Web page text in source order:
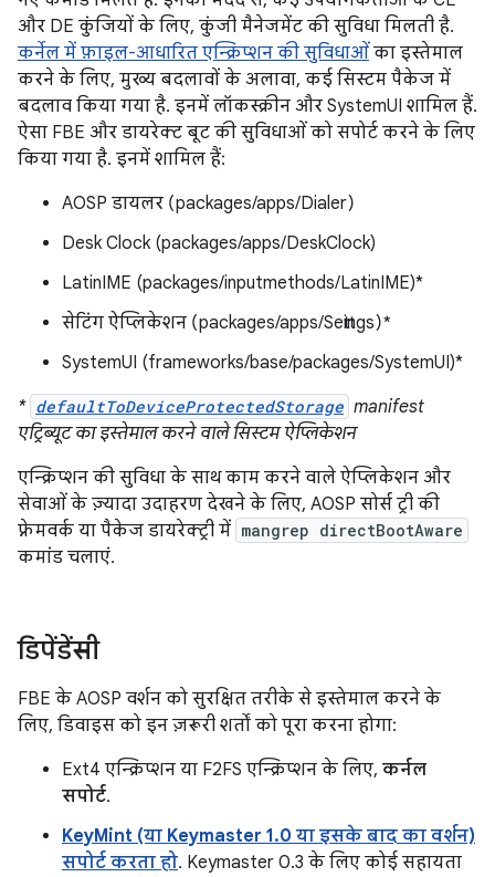
और DE कुंजियों के लिए, कुंजी मैनेजमेंट की सुविधा मिलती है.
कर्नेल में फ़ाइल-आधारित एन्क्रिप्शन की सुविधाओं का इस्तेमाल
करने के लिए, मुख्य बदलावों के अलावा, कई सिस्टम पैकेज में
बदलाव किया गया है. इनमें लॉकस्क्रीन और SystemUI शामिल हैं.
ऐसा FBE और डायरेक्ट बूट की सुविधाओं को सपोर्ट करने के लिए
किया गया है. इनमें शामिल हैं:
AOSP डायलर (packages/apps/Dialer)
Desk Clock (packages/apps/DeskClock)
LatinIME (packages/inputmethods/LatinIME)*
सेटिंग ऐप्लिकेशन (packages/apps/Settings)*
SystemUI (frameworks/base/packages/SystemUI)*
* defaultToDeviceProtectedStorage manifest
एट्रिब्यूट का इस्तेमाल करने वाले सिस्टम ऐप्लिकेशन
एन्क्रिप्शन की सुविधा के साथ काम करने वाले ऐप्लिकेशन और
सेवाओं के ज़्यादा उदाहरण देखने के लिए, AOSP सोर्स ट्री की
फ़्रेमवर्क या पैकेज डायरेक्ट्री में mangrep directBootAware
कमांड चलाएं.
डिपेंडेंसी
FBE के AOSP वर्शन को सुरक्षित तरीके से इस्तेमाल करने के
लिए, डिवाइस को इन ज़रूरी शर्तों को पूरा करना होगा:
Ext4 एन्क्रिप्शन या F2FS एन्क्रिप्शन के लिए, कर्नल
सपोर्ट.
KeyMint (या Keymaster 1.0 या इसके बाद का वर्शन)
सपोर्ट करता हो. Keymaster 0.3 के लिए कोई सहायता